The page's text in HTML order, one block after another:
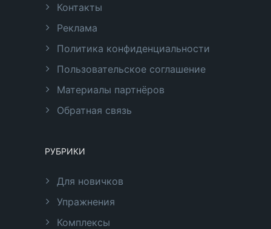
Контакты
Реклама
Политика конфиденциальности
Пользовательское соглашение
Материалы партнёров
Обратная связь
РУБРИКИ
Для новичков
Упражнения
Комплексы